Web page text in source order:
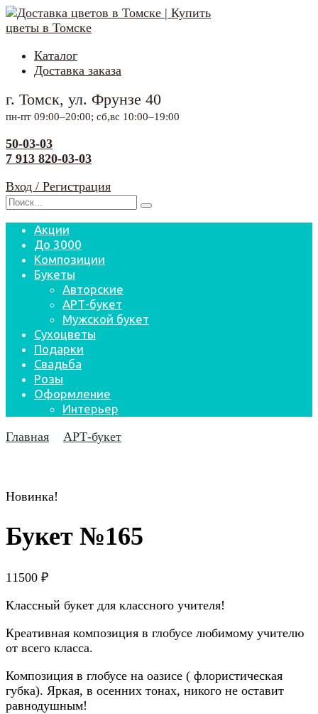
Перейти
к
Каталог
Доставка заказа
г. Томск, ул. Фрунзе 40
пн-пт 09:00–20:00; сб,вс 10:00–19:00
50-03-03
7 913 820-03-03
Вход / Регистрация
Search
Акции
До 3000
Композиции
Букеты
Авторские
АРТ-букет
Мужской букет
Сухоцветы
Подарки
Свадьба
Розы
Оформление
Интерьер
Главная АРТ-букет
Новинка!
Букет №165
11500 ₽
Классный букет для классного учителя!
Креативная композиция в глобусе любимому учителю
от всего класса.
Композиция в глобусе на оазисе ( флористическая
губка). Яркая, в осенних тонах, никого не оставит
равнодушным!